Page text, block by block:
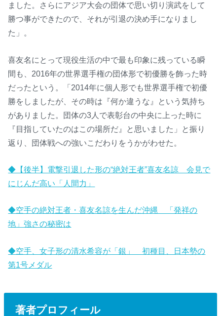
ました。さらにアジア大会の団体で思い切り演武をして
勝つ事ができたので、それが引退の決め手になりまし
た」。
喜友名にとって現役生活の中で最も印象に残っている瞬
間も、2016年の世界選手権の団体形で初優勝を飾った時
だったという。「2014年に個人形でも世界選手権で初優
勝をしましたが、その時は『何か違うな』という気持ち
がありました。団体の3人で表彰台の中央に上った時に
『目指していたのはこの場所だ』と思いました」と振り
返り、団体戦への強いこだわりをうかがわせた。
◆【後半】電撃引退した形の“絶対王者”喜友名諒 会見で
にじんだ高い「人間力」
◆空手の絶対王者・喜友名諒を生んだ沖縄 「発祥の
地」強さの秘密は
◆空手、女子形の清水希容が「銀」 初種目、日本勢の
第1号メダル
著者プロフィール